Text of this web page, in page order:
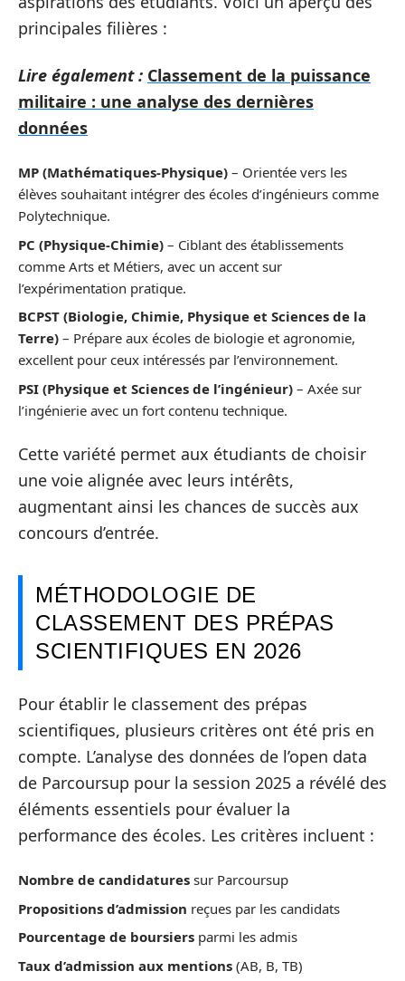
principales filières :
Lire également : Classement de la puissance
militaire : une analyse des dernières
données
MP (Mathématiques-Physique) – Orientée vers les
élèves souhaitant intégrer des écoles d’ingénieurs comme
Polytechnique.
PC (Physique-Chimie) – Ciblant des établissements
comme Arts et Métiers, avec un accent sur
l’expérimentation pratique.
BCPST (Biologie, Chimie, Physique et Sciences de la
Terre) – Prépare aux écoles de biologie et agronomie,
excellent pour ceux intéressés par l’environnement.
PSI (Physique et Sciences de l’ingénieur) – Axée sur
l’ingénierie avec un fort contenu technique.
Cette variété permet aux étudiants de choisir
une voie alignée avec leurs intérêts,
augmentant ainsi les chances de succès aux
concours d’entrée.
MÉTHODOLOGIE DE
CLASSEMENT DES PRÉPAS
SCIENTIFIQUES EN 2026
Pour établir le classement des prépas
scientifiques, plusieurs critères ont été pris en
compte. L’analyse des données de l’open data
de Parcoursup pour la session 2025 a révélé des
éléments essentiels pour évaluer la
performance des écoles. Les critères incluent :
Nombre de candidatures sur Parcoursup
Propositions d’admission reçues par les candidats
Pourcentage de boursiers parmi les admis
Taux d’admission aux mentions (AB, B, TB)